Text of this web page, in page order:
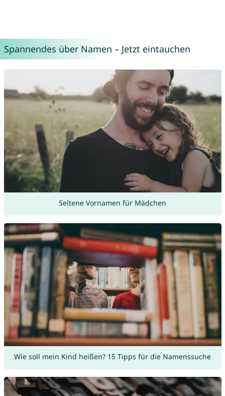
Spannendes über Namen – Jetzt eintauchen
Seltene Vornamen für Mädchen
Wie soll mein Kind heißen? 15 Tipps für die Namenssuche